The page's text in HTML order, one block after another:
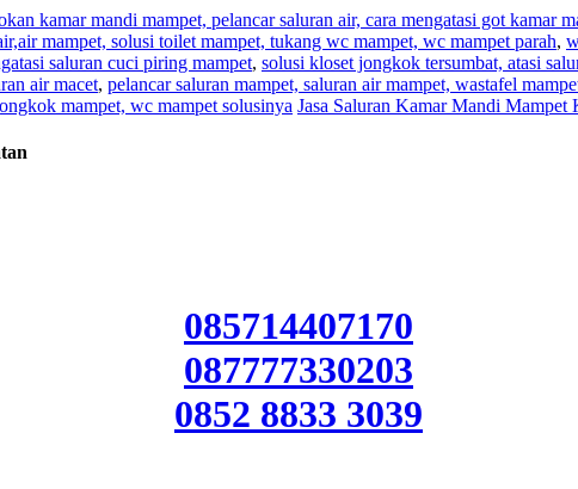
kamar mandi mampet, pelancar saluran air, cara mengatasi got kamar
mampet, solusi toilet mampet, tukang wc mampet, wc mampet parah,
saluran cuci piring mampet, solusi kloset jongkok tersumbat, atasi
air macet, pelancar saluran mampet, saluran air mampet, wastafel
mampet, wc mampet solusinya Jasa Saluran Kamar Mandi Mampet
085714407170
087777330203
0852 8833 3039